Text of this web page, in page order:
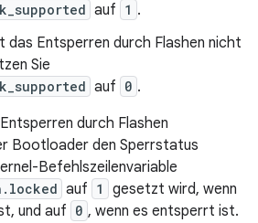
auf 1 .
das Entsperren durch Flashen nicht
Sie
auf 0 .
durch Flashen
Bootloader den Sperrstatus
Befehlszeilenvariable
auf 1
gesetzt wird, wenn
und auf 0 , wenn es entsperrt ist.